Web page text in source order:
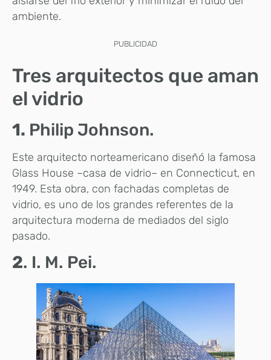
ambiente.
PUBLICIDAD
Tres arquitectos que aman
el vidrio
1. Philip Johnson.
Este arquitecto norteamericano diseñó la famosa
Glass House –casa de vidrio– en Connecticut, en
1949. Esta obra, con fachadas completas de
vidrio, es uno de los grandes referentes de la
arquitectura moderna de mediados del siglo
pasado.
2. I. M. Pei.